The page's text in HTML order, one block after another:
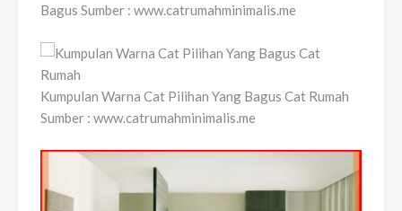
Bagus Sumber : www.catrumahminimalis.me
Kumpulan Warna Cat Pilihan Yang Bagus Cat Rumah
Sumber : www.catrumahminimalis.me